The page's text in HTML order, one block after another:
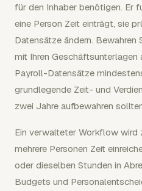
für den Inhaber benötigen. Er
eine Person Zeit einträgt, sie
Datensätze ändern. Bewahren
mit Ihren Geschäftsunterlagen
Payroll-Datensätze
grundlegende Zeit- und
zwei Jahre aufbewahren
Ein verwalteter Workflow wird
mehrere Personen Zeit
oder dieselben Stunden in
Budgets und